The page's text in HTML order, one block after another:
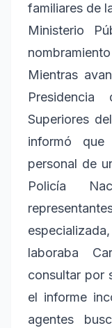
familiares de
Ministerio
nombramiento
Mientras
Superiores
informó
personal de
Policía
laboraba
consultar por
el informe
agentes